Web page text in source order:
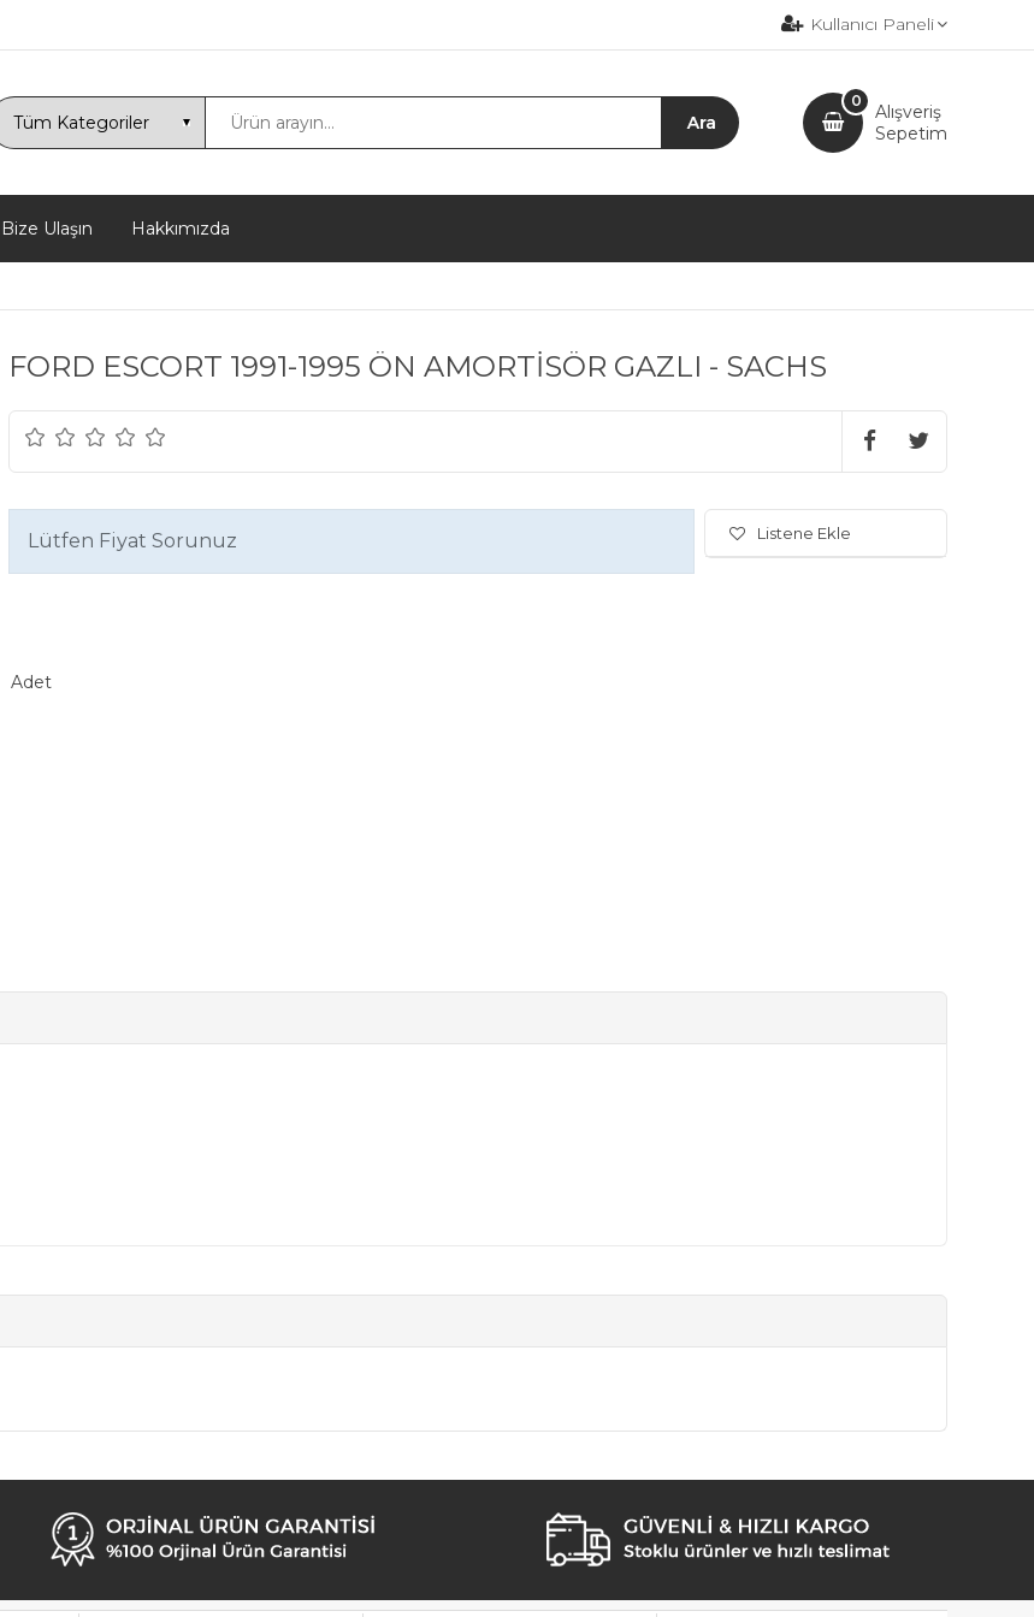
Kullanıcı Paneli
Alışveriş
Sepetim
0
Bize Ulaşın Hakkımızda
FORD ESCORT 1991-1995 ÖN AMORTİSÖR GAZLI - SACHS
Lütfen Fiyat Sorunuz
Adet
Listene Ekle